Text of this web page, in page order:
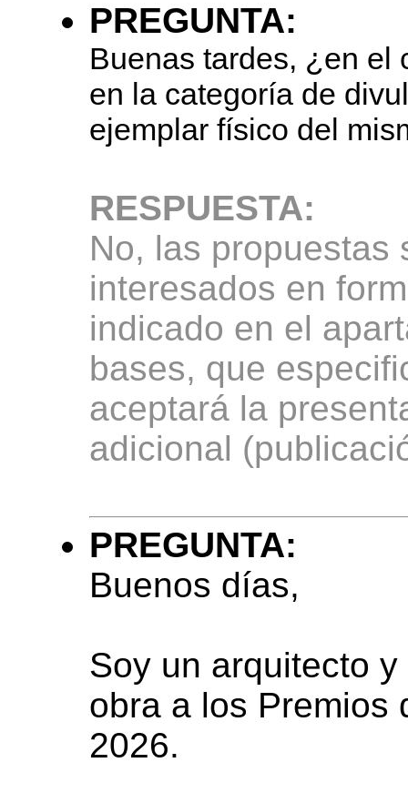
PREGUNTA:
Buenas tardes, ¿en el
en la categoría de
ejemplar físico del
RESPUESTA:
No, las propuestas
interesados en
indicado en el
bases, que
aceptará la
adicional
PREGUNTA:
Buenos días,
Soy un arquitecto
obra a los Premios
2026.